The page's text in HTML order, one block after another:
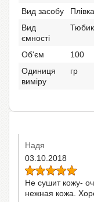
Вид засобу
Плівка
Вид
ємності
Тюбик
Об'єм
100
Одиниця
виміру
гр
Надя
03.10.2018
Не сушит кожу-
нежная кожа.